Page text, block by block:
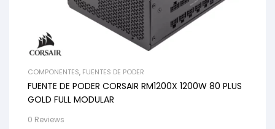
COMPONENTES, FUENTES DE PODER
FUENTE DE PODER CORSAIR RM1200X 1200W 80 PLUS
GOLD FULL MODULAR
0 Reviews